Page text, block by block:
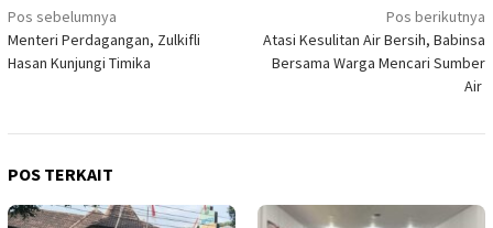
Navigasi
pos
Pos sebelumnya
Menteri Perdagangan, Zulkifli
Hasan Kunjungi Timika
Pos berikutnya
Atasi Kesulitan Air Bersih, Babinsa
Bersama Warga Mencari Sumber
Air
POS TERKAIT